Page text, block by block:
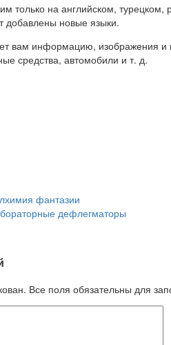
на английском, турецком,
добавлены новые языки.
вам информацию, изображения и
средства, автомобили и т. д.
фантазии
дефлегматоры
Все поля обязательны для